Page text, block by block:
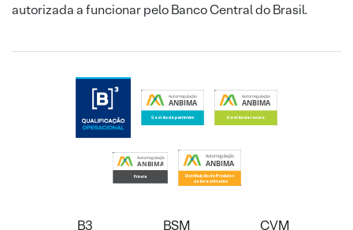
autorizada a funcionar pelo Banco Central do Brasil.
B3 BSM CVM